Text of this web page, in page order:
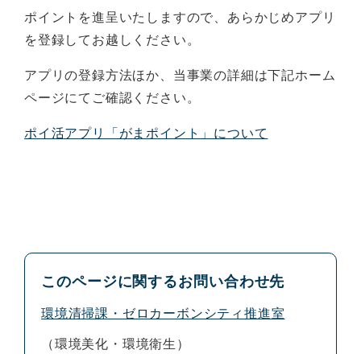
ポイントを進呈いたしますので、あらかじめアプリ
を登録してお越しください。
アプリの登録方法ほか、当事業の詳細は下記ホーム
ページにてご確認ください。
ポイ活アプリ「がまポイント」について
このページに関するお問い合わせ先
環境清掃課・ゼロカーボンシティ推進室
環境美化・環境衛生